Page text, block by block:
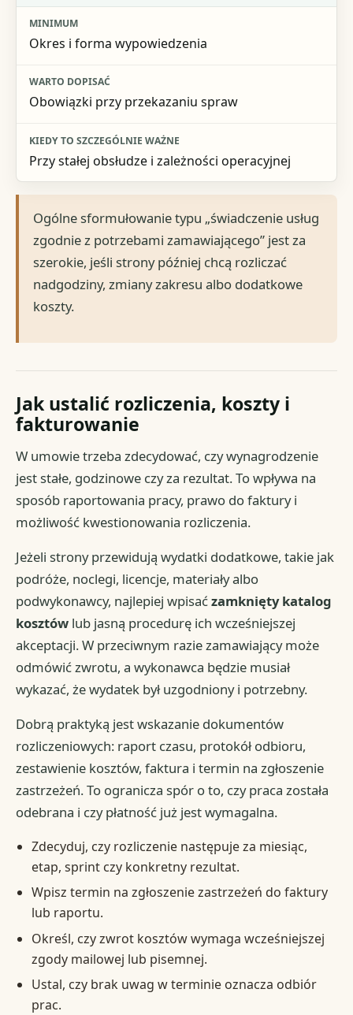
Okres i forma wypowiedzenia
Obowiązki przy przekazaniu spraw
Przy stałej obsłudze i zależności operacyjnej
Ogólne sformułowanie typu „świadczenie usług
zgodnie z potrzebami zamawiającego” jest za
szerokie, jeśli strony później chcą rozliczać
nadgodziny, zmiany zakresu albo dodatkowe
koszty.
Jak ustalić rozliczenia, koszty i
fakturowanie
W umowie trzeba zdecydować, czy wynagrodzenie
jest stałe, godzinowe czy za rezultat. To wpływa na
sposób raportowania pracy, prawo do faktury i
możliwość kwestionowania rozliczenia.
Jeżeli strony przewidują wydatki dodatkowe, takie jak
podróże, noclegi, licencje, materiały albo
podwykonawcy, najlepiej wpisaćzamknięty katalog
kosztów lub jasną procedurę ich wcześniejszej
akceptacji. W przeciwnym razie zamawiający może
odmówić zwrotu, a wykonawca będzie musiał
wykazać, że wydatek był uzgodniony i potrzebny.
Dobrą praktyką jest wskazanie dokumentów
rozliczeniowych: raport czasu, protokół odbioru,
zestawienie kosztów, faktura i termin na zgłoszenie
zastrzeżeń. To ogranicza spór o to, czy praca została
odebrana i czy płatność już jest wymagalna.
Zdecyduj, czy rozliczenie następuje za miesiąc,
etap, sprint czy konkretny rezultat.
Wpisz termin na zgłoszenie zastrzeżeń do faktury
lub raportu.
Określ, czy zwrot kosztów wymaga wcześniejszej
zgody mailowej lub pisemnej.
Ustal, czy brak uwag w terminie oznacza odbiór
prac.